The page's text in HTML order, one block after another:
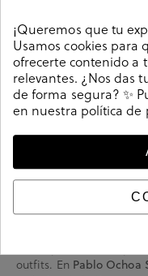
Botines serraje
botines serraje para
confort, estilo y
outfits. En Pablo Ochoa
¡Queremos que tu
Usamos cookies
ofrecerte contenido a
relevantes. ¿Nos das
de forma segura? ✨
en nuestra política de